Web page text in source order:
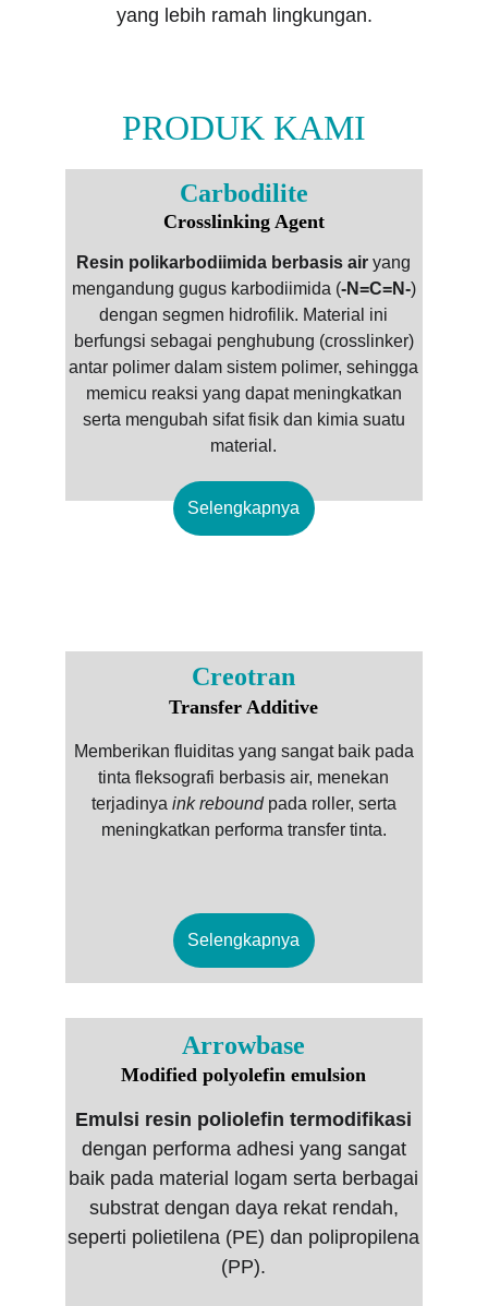
yang lebih ramah lingkungan.
PRODUK KAMI
Carbodilite
Crosslinking Agent
Resin polikarbodiimida berbasis air yang
mengandung gugus karbodiimida (-N=C=N-)
dengan segmen hidrofilik. Material ini
berfungsi sebagai penghubung (crosslinker)
antar polimer dalam sistem polimer, sehingga
memicu reaksi yang dapat meningkatkan
serta mengubah sifat fisik dan kimia suatu
material.
Selengkapnya
Creotran
Transfer Additive
Memberikan fluiditas yang sangat baik pada
tinta fleksografi berbasis air, menekan
terjadinya ink reboundpada roller, serta
meningkatkan performa transfer tinta.
Selengkapnya
Arrowbase
Modified polyolefin emulsion
Emulsi resin poliolefin termodifikasi
dengan performa adhesi yang sangat
baik pada material logam serta berbagai
substrat dengan daya rekat rendah,
seperti polietilena (PE) dan polipropilena
(PP).